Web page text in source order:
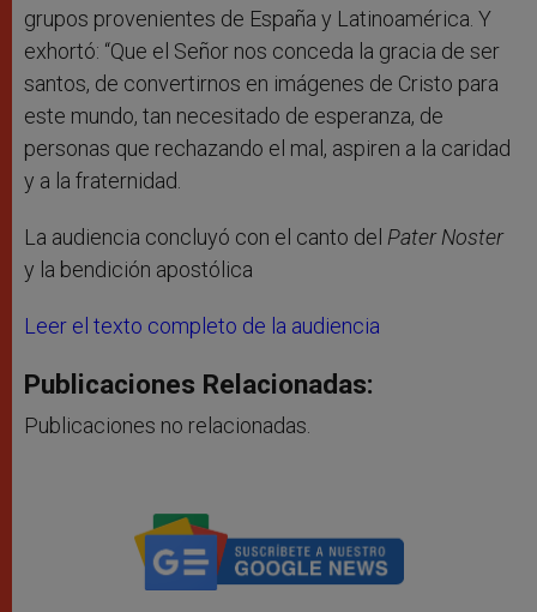
grupos provenientes de España y Latinoamérica. Y
exhortó: “Que el Señor nos conceda la gracia de ser
santos, de convertirnos en imágenes de Cristo para
este mundo, tan necesitado de esperanza, de
personas que rechazando el mal, aspiren a la caridad
y a la fraternidad.
La audiencia concluyó con el canto del Pater Noster
y la bendición apostólica
Leer el texto completo de la audiencia
Publicaciones Relacionadas:
Publicaciones no relacionadas.